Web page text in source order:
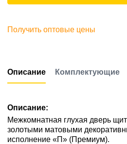
Получить оптовые цены
Описание Комплектующие
Описание:
Межкомнатная глухая дверь
золотыми матовыми
исполнение «П» (Премиум).